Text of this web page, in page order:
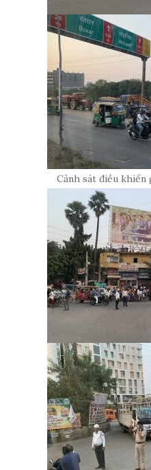
Cảnh sát điều